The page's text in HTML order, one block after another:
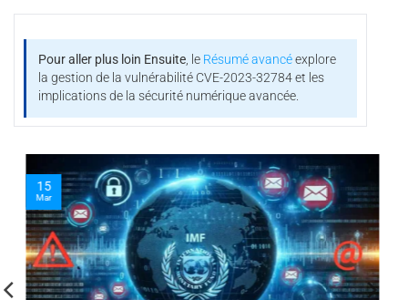
Pour aller plus loin Ensuite, le Résumé avancéexplore
la gestion de la vulnérabilité CVE-2023-32784 et les
implications de la sécurité numérique avancée.
15
Mar